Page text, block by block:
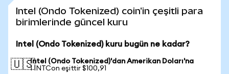
Intel (Ondo Tokenized) coin'in çeşitli para
birimlerinde güncel kuru
Intel (Ondo Tokenized) kuru bugün ne kadar?
🇺🇸Intel (Ondo Tokenized)'dan Amerikan Doları'na
1 INTCon eşittir $100,91